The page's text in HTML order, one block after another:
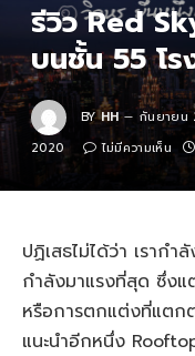
รีวิว Red
บนชั้น 55 โร
BY HH กันยายน
2020
ไม่มีความเห็น
ปฏิเสธไม่ได้ว่า เราก
กำลังมาแรงที่สุด ซึ่ง
หรือการตกแต่งที่แตก
แนะนำอีกหนึ่ง